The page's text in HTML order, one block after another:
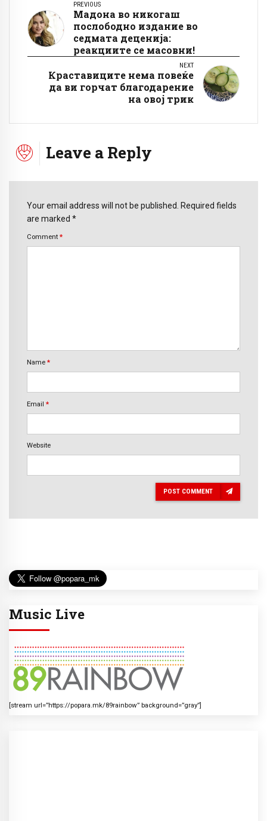
PREVIOUS
Мадона во никогаш
послободно издание во
седмата деценија:
реакциите се масовни!
NEXT
Краставиците нема повеќе
да ви горчат благодарение
на овој трик
Leave a Reply
Your email address will not be published. Required fields
are marked *
Comment *
Name *
Email *
Website
POST COMMENT
Music Live
[stream url=”https://popara.mk/89rainbow” background=”gray”]